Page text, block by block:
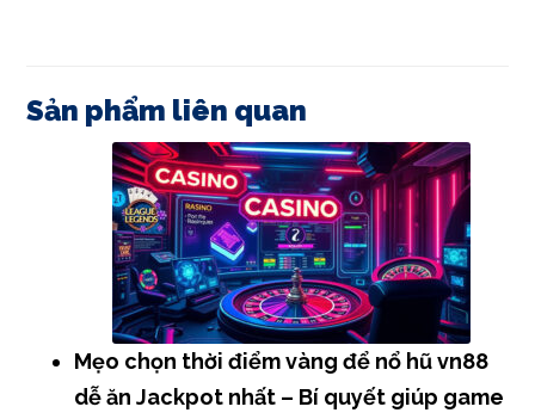
Sản phẩm liên quan
Mẹo chọn thời điểm vàng để nổ hũ vn88
dễ ăn Jackpot nhất – Bí quyết giúp game